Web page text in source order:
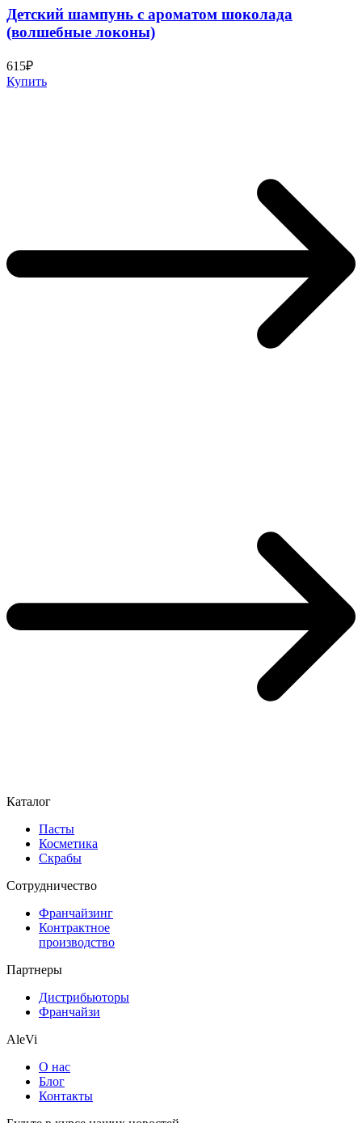
Детский шампунь с ароматом шоколада
(волшебные локоны)
615₽
Купить
Каталог
Пасты
Косметика
Скрабы
Cотрудничество
Франчайзинг
Контрактное
производство
Партнеры
Дистрибьюторы
Франчайзи
AleVi
О нас
Блог
Контакты